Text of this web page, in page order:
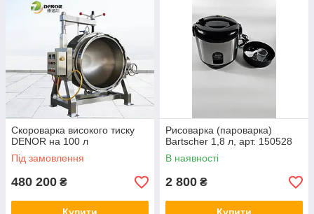
Скороварка високого тиску
DENOR на 100 л
Під замовлення
480 200 ₴
Рисоварка (пароварка)
Bartscher 1,8 л, арт. 150528
В наявності
2 800 ₴